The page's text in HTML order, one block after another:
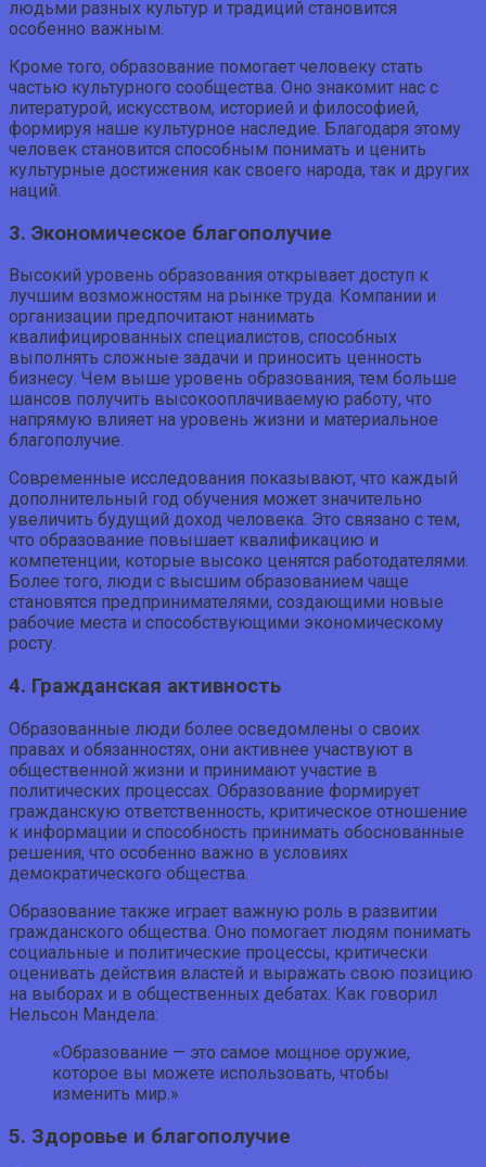
людьми разных культур и традиций становится
особенно важным.
Кроме того, образование помогает человеку стать
частью культурного сообщества. Оно знакомит нас с
литературой, искусством, историей и философией,
формируя наше культурное наследие. Благодаря этому
человек становится способным понимать и ценить
культурные достижения как своего народа, так и других
наций.
3. Экономическое благополучие
Высокий уровень образования открывает доступ к
лучшим возможностям на рынке труда. Компании и
организации предпочитают нанимать
квалифицированных специалистов, способных
выполнять сложные задачи и приносить ценность
бизнесу. Чем выше уровень образования, тем больше
шансов получить высокооплачиваемую работу, что
напрямую влияет на уровень жизни и материальное
благополучие.
Современные исследования показывают, что каждый
дополнительный год обучения может значительно
увеличить будущий доход человека. Это связано с тем,
что образование повышает квалификацию и
компетенции, которые высоко ценятся работодателями.
Более того, люди с высшим образованием чаще
становятся предпринимателями, создающими новые
рабочие места и способствующими экономическому
росту.
4. Гражданская активность
Образованные люди более осведомлены о своих
правах и обязанностях, они активнее участвуют в
общественной жизни и принимают участие в
политических процессах. Образование формирует
гражданскую ответственность, критическое отношение
к информации и способность принимать обоснованные
решения, что особенно важно в условиях
демократического общества.
Образование также играет важную роль в развитии
гражданского общества. Оно помогает людям понимать
социальные и политические процессы, критически
оценивать действия властей и выражать свою позицию
на выборах и в общественных дебатах. Как говорил
Нельсон Мандела:
«Образование — это самое мощное оружие,
которое вы можете использовать, чтобы
изменить мир.»
5. Здоровье и благополучие